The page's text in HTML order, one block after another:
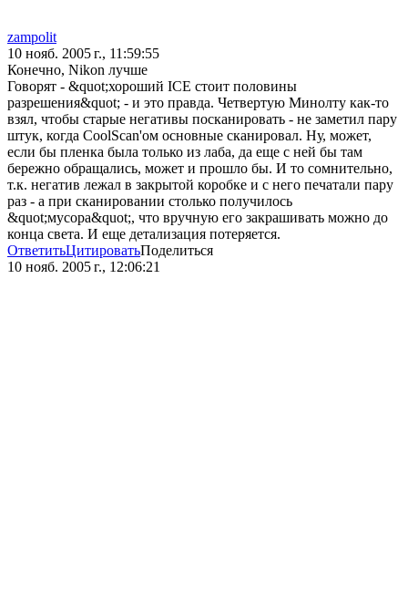
zampolit
10 нояб. 2005 г., 11:59:55
Конечно, Nikon лучше
Говорят - &quot;хороший ICE стоит половины
разрешения&quot; - и это правда. Четвертую Минолту как-то
взял, чтобы старые негативы посканировать - не заметил пару
штук, когда CoolScan'ом основные сканировал. Ну, может,
если бы пленка была только из лаба, да еще с ней бы там
бережно обращались, может и прошло бы. И то сомнительно,
т.к. негатив лежал в закрытой коробке и с него печатали пару
раз - а при сканировании столько получилось
&quot;мусора&quot;, что вручную его закрашивать можно до
конца света. И еще детализация потеряется.
ОтветитьЦитироватьПоделиться
10 нояб. 2005 г., 12:06:21